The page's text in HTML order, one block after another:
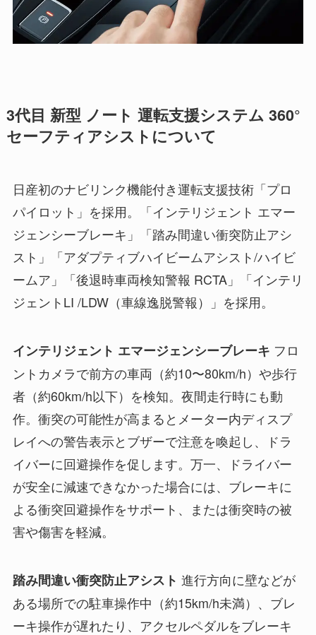
3代目 新型 ノート 運転支援システム 360°
セーフティアシストについて
日産初のナビリンク機能付き運転支援技術「プロ
パイロット」を採用。「インテリジェント エマー
ジェンシーブレーキ」「踏み間違い衝突防止アシ
スト」「アダプティブハイビームアシスト/ハイビ
ームア」「後退時車両検知警報 RCTA」「インテリ
ジェントLI /LDW（車線逸脱警報）」を採用。
インテリジェント エマージェンシーブレーキ フロ
ントカメラで前方の車両（約10〜80km/h）や歩行
者（約60km/h以下）を検知。夜間走行時にも動
作。衝突の可能性が高まるとメーター内ディスプ
レイへの警告表示とブザーで注意を喚起し、ドラ
イバーに回避操作を促します。万一、ドライバー
が安全に減速できなかった場合には、ブレーキに
よる衝突回避操作をサポート、または衝突時の被
害や傷害を軽減。
踏み間違い衝突防止アシスト 進行方向に壁などが
ある場所での駐車操作中（約15km/h未満）、ブレ
ーキ操作が遅れたり、アクセルペダルをブレーキ